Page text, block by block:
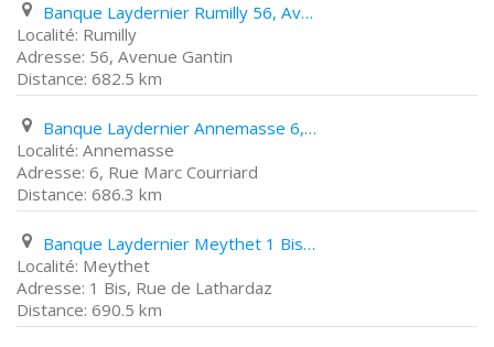
Banque Laydernier Rumilly 56, Avenue Gantin
Rumilly
56, Avenue Gantin
682.5 km
Banque Laydernier Annemasse 6, Rue Marc Courriard
Annemasse
6, Rue Marc Courriard
686.3 km
Banque Laydernier Meythet 1 Bis, Rue de Lathardaz
Meythet
1 Bis, Rue de Lathardaz
690.5 km